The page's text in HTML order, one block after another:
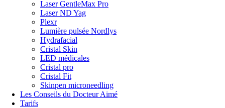
Laser GentleMax Pro
Laser ND Yag
Plexr
Lumière pulsée Nordlys
Hydrafacial
Cristal Skin
LED médicales
Cristal pro
Cristal Fit
Skinpen microneedling
Les Conseils du Docteur Aimé
Tarifs